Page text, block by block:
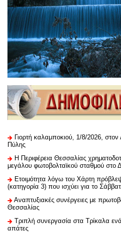
Γιορτή καλαμποκιού, 1/8/2026,
Πύλης
H Περιφέρεια Θεσσαλίας
μεγάλου φωτοβολταϊκού σταθμού στο
Ετοιμότητα λόγω του Χάρτη
(κατηγορία 3) που ισχύει για το
Αναπτυξιακές συνέργειες με
Θεσσαλίας
Τριπλή συνεργασία στα Τρίκαλα
απάτες